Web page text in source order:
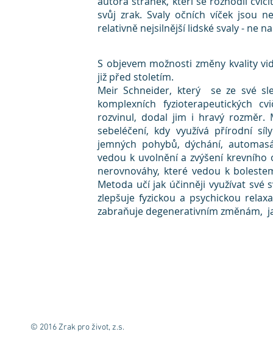
svůj zrak. Svaly očních víček jsou
relativně nejsilnější lidské svaly - ne
S objevem možnosti změny kvality
již před stoletím.
Meir Schneider, který se ze své
komplexních fyzioterapeutických
rozvinul, dodal jim i hravý rozměr.
sebeléčení, kdy využívá přírodní
jemných pohybů, dýchání,
vedou k uvolnění a zvýšení
nerovnováhy, které vedou k
Metoda učí jak účinněji využívat své
zlepšuje fyzickou a psychickou
zabraňuje degenerativním změnám,
© 2016 Zrak pro život, z.s.